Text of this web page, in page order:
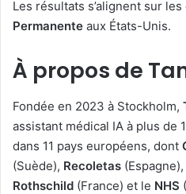
Les résultats s’alignent sur
Permanente aux États-Unis.
À propos de
Fondée en 2023 à Stockholm,
assistant médical IA à plus de
dans 11 pays européens, dont
(Suède), Recoletas (Espagne),
Rothschild (France) et le NHS